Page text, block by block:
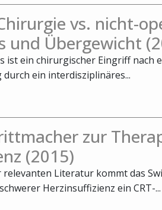
vs. nicht-
und Übergewicht
ist ein chirurgischer Eingriff
ein interdisziplinäres...
zur
(2015)
Literatur kommt das
Herzinsuffizienz ein CRT-...